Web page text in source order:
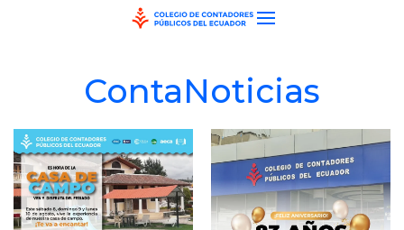
ContaNoticias